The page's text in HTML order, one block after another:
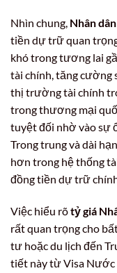
Nhìn chung, Nhân
tiền dự trữ quan
khó trong tương lai
tài chính, tăng cường
thị trường tài chính
trong thương mại
tuyệt đối nhờ vào sự
Trong trung và dài
hơn trong hệ thống
đồng tiền dự trữ
Việc hiểu rõtỷ giá
rất quan trọng cho
tư hoặc du lịch đến
tiết này từ Visa Nước